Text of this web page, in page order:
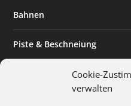
Cookie-
verwalten
Bahnen
Piste & Beschneiung